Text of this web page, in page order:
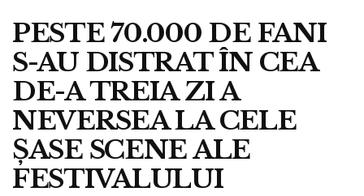
PESTE 70.000 DE FANI
S-AU DISTRAT ÎN CEA
DE-A TREIA ZI A
NEVERSEA LA CELE
ȘASE SCENE ALE
FESTIVALULUI